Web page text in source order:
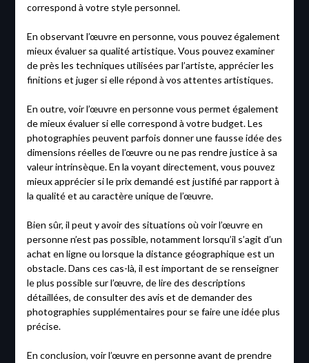
correspond à votre style personnel.
En observant l’œuvre en personne, vous pouvez également
mieux évaluer sa qualité artistique. Vous pouvez examiner
de près les techniques utilisées par l’artiste, apprécier les
finitions et juger si elle répond à vos attentes artistiques.
En outre, voir l’œuvre en personne vous permet également
de mieux évaluer si elle correspond à votre budget. Les
photographies peuvent parfois donner une fausse idée des
dimensions réelles de l’œuvre ou ne pas rendre justice à sa
valeur intrinsèque. En la voyant directement, vous pouvez
mieux apprécier si le prix demandé est justifié par rapport à
la qualité et au caractère unique de l’œuvre.
Bien sûr, il peut y avoir des situations où voir l’œuvre en
personne n’est pas possible, notamment lorsqu’il s’agit d’un
achat en ligne ou lorsque la distance géographique est un
obstacle. Dans ces cas-là, il est important de se renseigner
le plus possible sur l’œuvre, de lire des descriptions
détaillées, de consulter des avis et de demander des
photographies supplémentaires pour se faire une idée plus
précise.
En conclusion, voir l’œuvre en personne avant de prendre